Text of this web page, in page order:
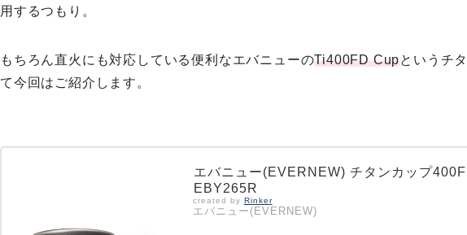
用するつもり。
もちろん直火にも対応している便利なエバニューのTi400FD Cupというチ
て今回はご紹介します。
エバニュー(EVERNEW) チタンカップ
EBY265R
created by Rinker
エバニュー(EVERNEW)